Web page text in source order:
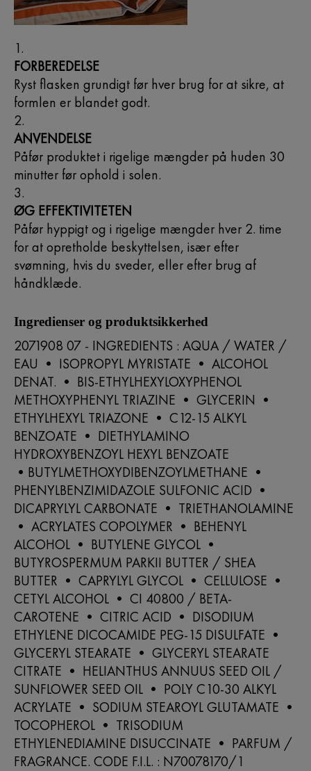
FORBEREDELSE
Ryst flasken grundigt før hver brug for at sikre, at
formlen er blandet godt.
ANVENDELSE
Påfør produktet i rigelige mængder på huden 30
minutter før ophold i solen.
ØG EFFEKTIVITETEN
Påfør hyppigt og i rigelige mængder hver 2. time
for at opretholde beskyttelsen, især efter
svømning, hvis du sveder, eller efter brug af
håndklæde.
Ingredienser og produktsikkerhed
2071908 07 - INGREDIENTS : AQUA / WATER /
EAU • ISOPROPYL MYRISTATE • ALCOHOL
DENAT. • BIS-ETHYLHEXYLOXYPHENOL
METHOXYPHENYL TRIAZINE • GLYCERIN •
ETHYLHEXYL TRIAZONE • C12-15 ALKYL
BENZOATE • DIETHYLAMINO
HYDROXYBENZOYL HEXYL BENZOATE
•BUTYLMETHOXYDIBENZOYLMETHANE •
PHENYLBENZIMIDAZOLE SULFONIC ACID •
DICAPRYLYL CARBONATE • TRIETHANOLAMINE
• ACRYLATES COPOLYMER • BEHENYL
ALCOHOL • BUTYLENE GLYCOL •
BUTYROSPERMUM PARKII BUTTER / SHEA
BUTTER • CAPRYLYL GLYCOL • CELLULOSE •
CETYL ALCOHOL • CI 40800 / BETA-
CAROTENE • CITRIC ACID • DISODIUM
ETHYLENE DICOCAMIDE PEG-15 DISULFATE •
GLYCERYL STEARATE • GLYCERYL STEARATE
CITRATE • HELIANTHUS ANNUUS SEED OIL /
SUNFLOWER SEED OIL • POLY C10-30 ALKYL
ACRYLATE • SODIUM STEAROYL GLUTAMATE •
TOCOPHEROL • TRISODIUM
ETHYLENEDIAMINE DISUCCINATE • PARFUM /
FRAGRANCE. CODE F.I.L. : N70078170/1